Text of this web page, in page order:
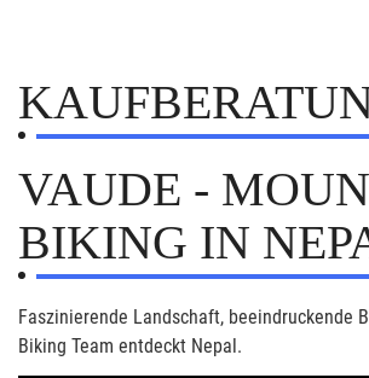
VAUDE -
BIKING IN
Faszinierende Landschaft, beeindruckende
Biking Team entdeckt Nepal.